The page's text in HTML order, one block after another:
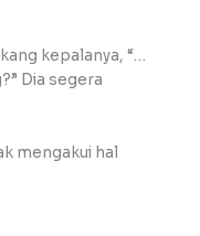
kepalanya, “…
Dia segera
mengakui hal